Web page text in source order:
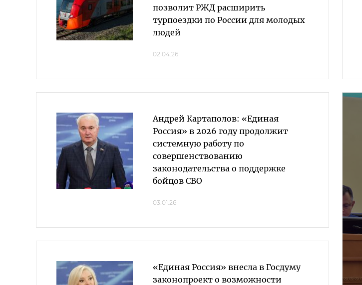
позволит РЖД расширить
турпоездки по России для молодых
людей
02.04.26
Андрей Картаполов: «Единая
Россия» в 2026 году продолжит
системную работу по
совершенствованию
законодательства о поддержке
бойцов СВО
03.01.26
«Единая Россия» внесла в Госдуму
законопроект о возможности